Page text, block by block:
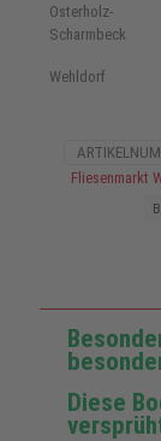
Osterholz-
Scharmbeck
Wehldorf
Fliesenmarkt
Diese